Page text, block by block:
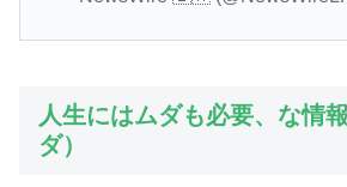
人生にはムダも必要、な情
ダ）